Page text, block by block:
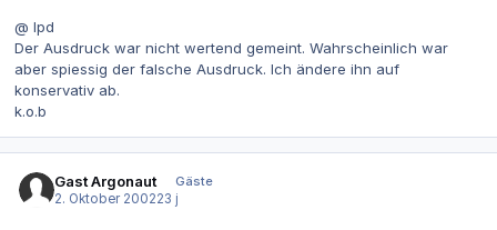
@ lpd
Der Ausdruck war nicht wertend gemeint. Wahrscheinlich war
aber spiessig der falsche Ausdruck. Ich ändere ihn auf
konservativ ab.
k.o.b
Gast Argonaut
Gäste
2. Oktober 200223 j